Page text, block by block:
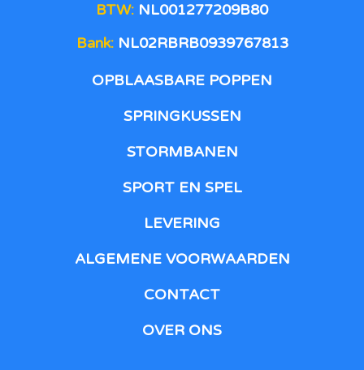
BTW: NL001277209B80
Bank:NL02RBRB0939767813
OPBLAASBARE POPPEN
SPRINGKUSSEN
STORMBANEN
SPORT EN SPEL
LEVERING
ALGEMENE VOORWAARDEN
CONTACT
OVER ONS